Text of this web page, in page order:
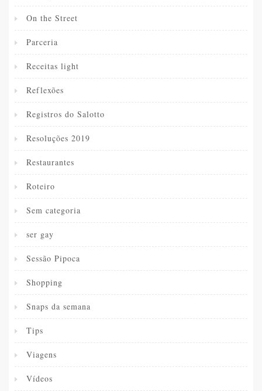
On the Street
Parceria
Receitas light
Reflexões
Registros do Salotto
Resoluções 2019
Restaurantes
Roteiro
Sem categoria
ser gay
Sessão Pipoca
Shopping
Snaps da semana
Tips
Viagens
Vídeos